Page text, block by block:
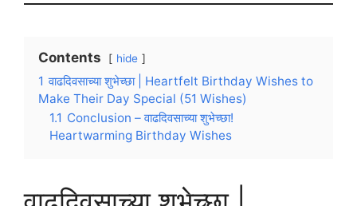
Contents hide
1 वाढदिवसाच्या शुभेच्छा | Heartfelt Birthday Wishes to
Make Their Day Special (51 Wishes)
1.1 Conclusion – वाढदिवसाच्या शुभेच्छा!
Heartwarming Birthday Wishes